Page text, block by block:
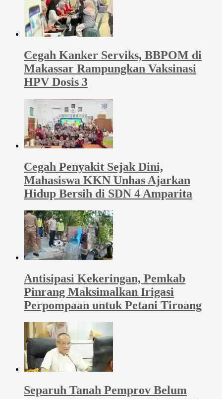
Cegah Kanker Serviks, BBPOM di
Makassar Rampungkan Vaksinasi
HPV Dosis 3
Cegah Penyakit Sejak Dini,
Mahasiswa KKN Unhas Ajarkan
Hidup Bersih di SDN 4 Amparita
Antisipasi Kekeringan, Pemkab
Pinrang Maksimalkan Irigasi
Perpompaan untuk Petani Tiroang
Separuh Tanah Pemprov Belum